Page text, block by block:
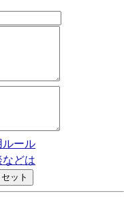
ルール
などは